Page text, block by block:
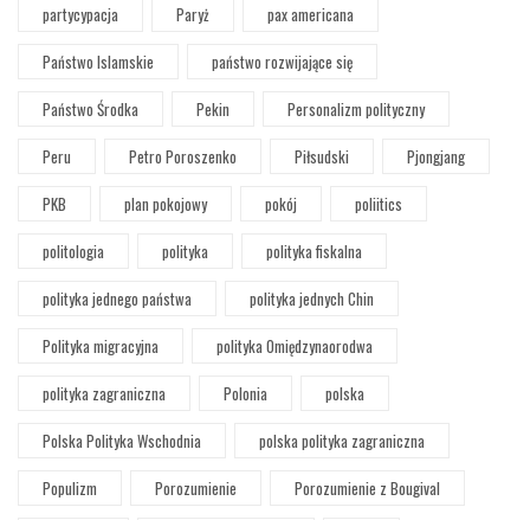
partycypacja
Paryż
pax americana
Państwo Islamskie
państwo rozwijające się
Państwo Środka
Pekin
Personalizm polityczny
Peru
Petro Poroszenko Piłsudski
Pjongjang
PKB
plan pokojowy pokój
poliitics
politologia
polityka
polityka fiskalna
polityka jednego państwa
polityka jednych Chin
Polityka migracyjna
polityka Omiędzynaorodwa
polityka zagraniczna
Polonia
polska
Polska Polityka Wschodnia
polska polityka zagraniczna
Populizm
Porozumienie Porozumienie z Bougival